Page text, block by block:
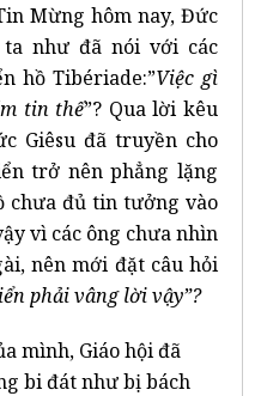
hôm nay, Đức
như đã nói với các
hồ Tibériade:”Việc gì
tin thế”? Qua lời kêu
Giêsu đã truyền cho
trở nên phẳng lặng
chưa đủ tin tưởng vào
vì các ông chưa nhìn
nên mới đặt câu hỏi
phải vâng lời vậy”?
Giáo hội đã
bi đát như bị bách